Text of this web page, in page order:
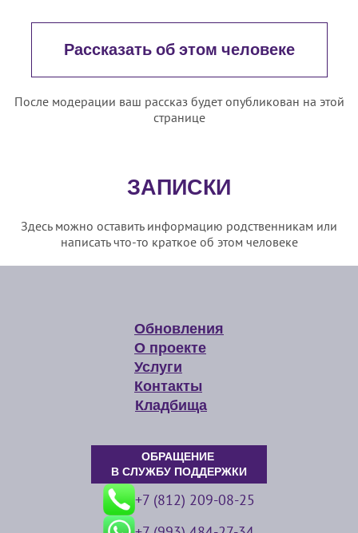
Рассказать об этом человеке
После модерации ваш рассказ будет опубликован на этой
странице
ЗАПИСКИ
Здесь можно оставить информацию родственникам или
написать что-то краткое об этом человеке
Обновления
О проекте
Услуги
Контакты
Кладбища
ОБРАЩЕНИЕ
В СЛУЖБУ ПОДДЕРЖКИ
+7 (812) 209-08-25